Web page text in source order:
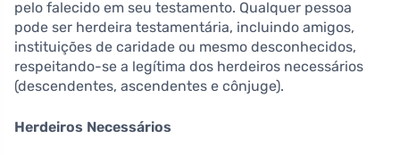
pelo falecido em seu testamento. Qualquer pessoa
pode ser herdeira testamentária, incluindo amigos,
instituições de caridade ou mesmo desconhecidos,
respeitando-se a legítima dos herdeiros necessários
(descendentes, ascendentes e cônjuge).
Herdeiros Necessários